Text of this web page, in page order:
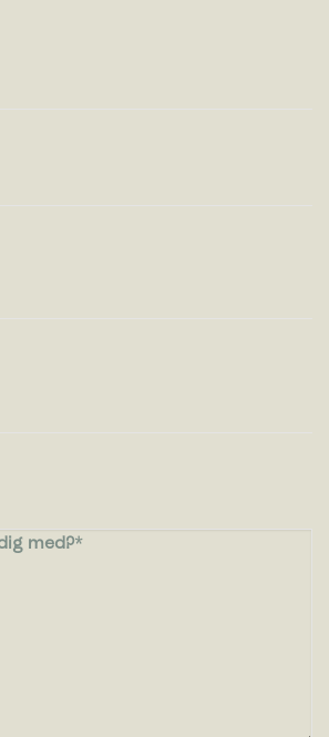
för enskilda användare, och
med?